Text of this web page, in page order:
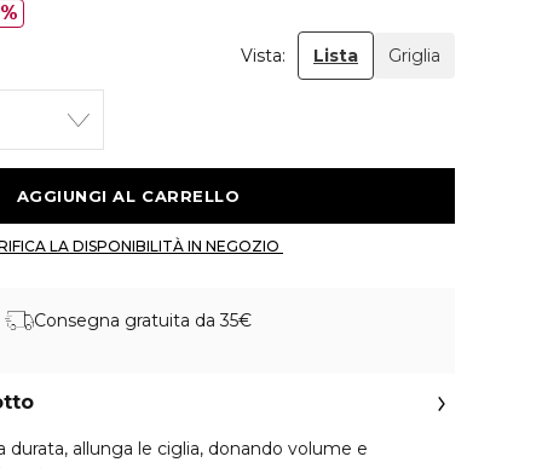
Vista: Lista Griglia
Consegna gratuita da 35€
durata, allunga le ciglia, donando volume e